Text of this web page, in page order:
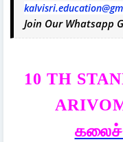
Join Our Whatsapp
10 TH